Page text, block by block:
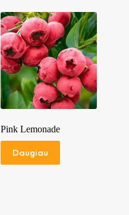
Pink Lemonade
Daugiau